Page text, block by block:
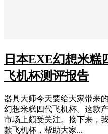
日本EXE幻想米糕
飞机杯测评报告
器具大师今天要给大家带来
幻想米糕四代飞机杯。这款
市场上颇受关注。接下来，
款飞机杯，帮助大家...